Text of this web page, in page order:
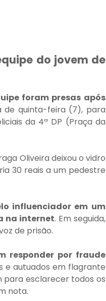
do jovem de
foram presas após
de quinta-feira (7), para
da 4ª DP (Praça da
Oliveira deixou o vidro
30 reais a um pedestre
influenciador em um
na internet. Em seguida,
de prisão.
responder por fraude
e autuados em flagrante
para esclarecer todos os
nota.